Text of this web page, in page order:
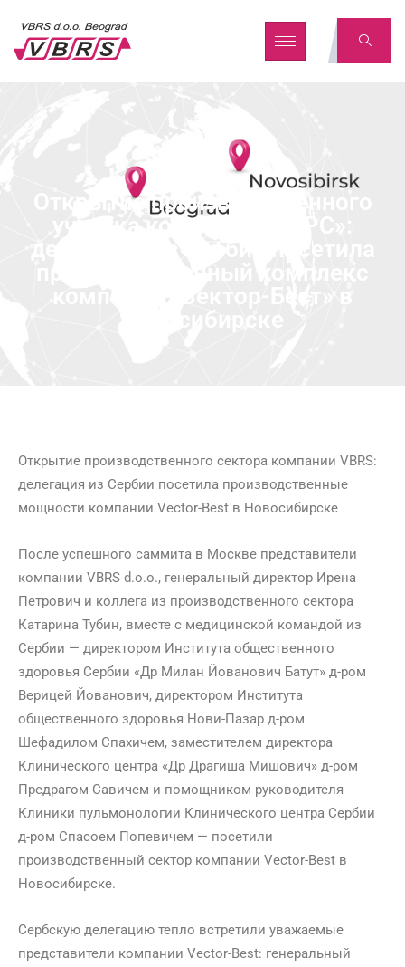
Открытие производственного
участка компании «ВБРС»:
Открытие производственного сектора компании VBRS:
делегация из Сербии посетила производственные
мощности компании Vector-Best в Новосибирске
После успешного саммита в Москве представители
компании VBRS d.o.o., генеральный директор Ирена
Петрович и коллега из производственного сектора
Катарина Тубин, вместе с медицинской командой из
Сербии — директором Института общественного
здоровья Сербии «Др Милан Йованович Батут» д-ром
Верицей Йованович, директором Института
общественного здоровья Нови-Пазар д-ром
Шефадилом Спахичем, заместителем директора
Клинического центра «Др Драгиша Мишович» д-ром
Предрагом Савичем и помощником руководителя
Клиники пульмонологии Клинического центра Сербии
д-ром Спасоем Попевичем — посетили
производственный сектор компании Vector-Best в
Новосибирске.
Сербскую делегацию тепло встретили уважаемые
представители компании Vector-Best: генеральный